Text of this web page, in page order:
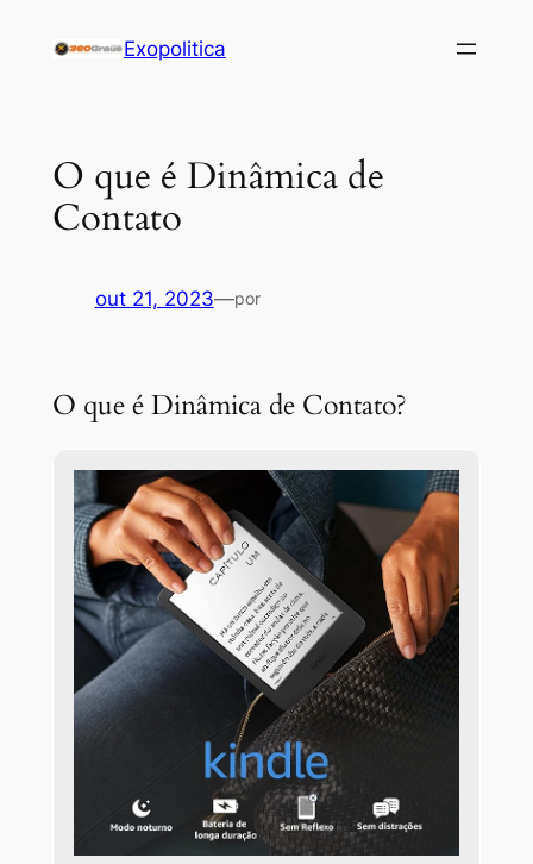
Exopolitica
O que é Dinâmica de
Contato
out 21, 2023—por
O que é Dinâmica de Contato?